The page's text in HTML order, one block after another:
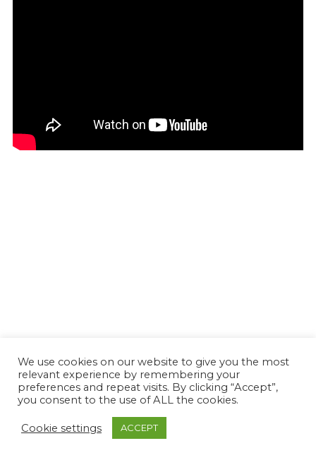
Luis Lopes, Benfica, deu nas vistas na temporada
passada pela facilidade com que fez golos pelos
juniores do Benfica. Movimenta-se bem, controla
bem a bola e finaliza com frieza assinalável.
We use cookies on our website to give you the most
relevant experience by remembering your
preferences and repeat visits. By clicking “Accept”,
you consent to the use of ALL the cookies.
Cookie settings ACCEPT